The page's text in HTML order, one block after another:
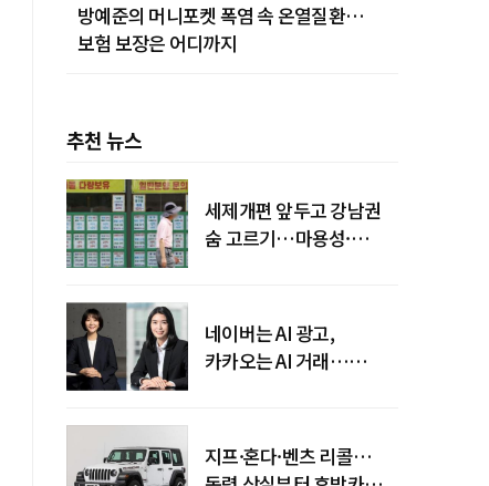
방예준의 머니포켓 폭염 속 온열질환…
보험 보장은 어디까지
추천 뉴스
세제개편 앞두고 강남권
숨 고르기…마용성·
네이버는 AI 광고,
카카오는 AI 거래…
지프·혼다·벤츠 리콜…